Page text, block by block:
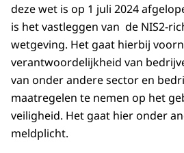
deze wet is op 1 juli 2024
is het vastleggen van de NIS2-
wetgeving. Het gaat hierbij
verantwoordelijkheid van
van onder andere sector en
maatregelen te nemen op het
veiligheid. Het gaat hier onder
meldplicht.